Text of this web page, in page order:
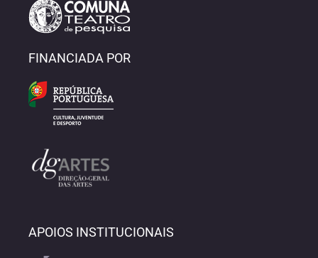
FINANCIADA POR
APOIOS INSTITUCIONAIS